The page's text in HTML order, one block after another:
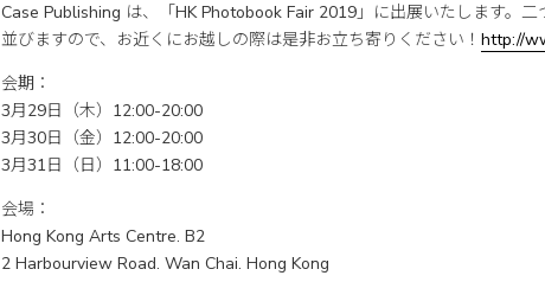
Case Publishing は、「HK Photobook Fair 2019」に出展いたします。
並びますので、お近くにお越しの際は是非お立ち寄りください！ http://
会期：
3月29日（木）12:00-20:00
3月30日（金）12:00-20:00
3月31日（日）11:00-18:00
会場：
Hong Kong Arts Centre. B2
2 Harbourview Road. Wan Chai. Hong Kong